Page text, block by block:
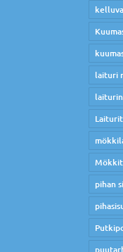
laituri
pihan